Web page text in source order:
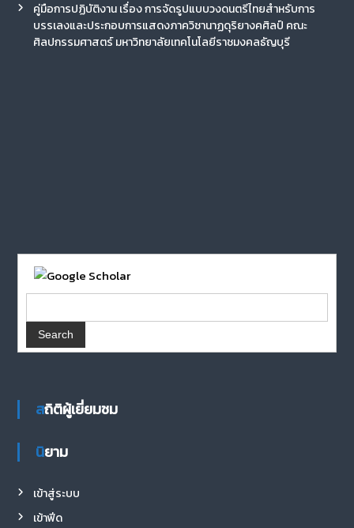
คู่มือการปฏิบัติงาน เรื่อง การจัดรูปแบบวงดนตรีไทยสำหรับการ
บรรเลงและประกอบการแสดงภาควิชานาฏดุริยางคศิลป์ คณะ
ศิลปกรรมศาสตร์ มหาวิทยาลัยเทคโนโลยีราชมงคลธัญบุรี
สถิติผู้เยี่ยมชม
นิยาม
เข้าสู่ระบบ
เข้าฟีด